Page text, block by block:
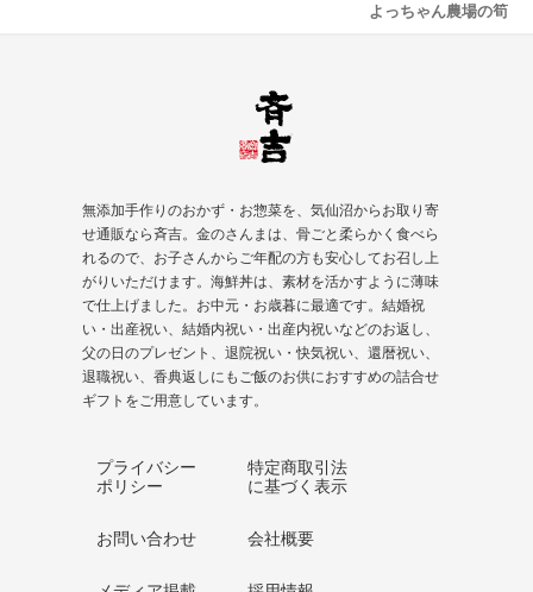
よっちゃん農場の筍
無添加手作りのおかず・お惣菜を、気仙沼からお取り寄
せ通販なら斉吉。金のさんまは、骨ごと柔らかく食べら
れるので、お子さんからご年配の方も安心してお召し上
がりいただけます。海鮮丼は、素材を活かすように薄味
で仕上げました。お中元・お歳暮に最適です。結婚祝
い・出産祝い、結婚内祝い・出産内祝いなどのお返し、
父の日のプレゼント、 退院祝い・快気祝い、 還暦祝い、
退職祝い、香典返しにもご飯のお供におすすめの詰合せ
ギフトをご用意しています。
プライバシー
ポリシー
特定商取引法
に基づく表示
お問い合わせ 会社概要